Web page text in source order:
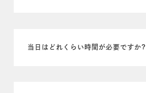
当日はどれくらい時間が必要ですか?